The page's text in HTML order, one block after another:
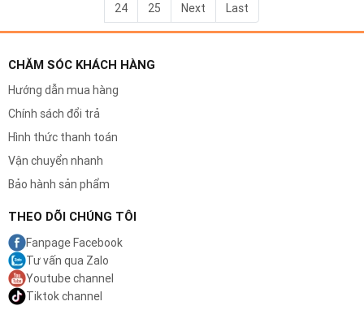
24 25 Next Last
CHĂM SÓC KHÁCH HÀNG
Hướng dẫn mua hàng
Chính sách đổi trả
Hình thức thanh toán
Vận chuyển nhanh
Bảo hành sản phẩm
THEO DÕI CHÚNG TÔI
Fanpage Facebook
Tư vấn qua Zalo
Youtube channel
Tiktok channel